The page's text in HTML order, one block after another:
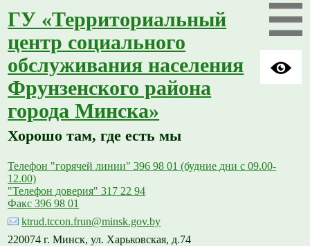
ГУ «Территориальный
центр социального
обслуживания населения
Фрунзенского района
города Минска»
Хорошо там, где есть мы
Телефон "горячей линии" 396 98 01 (будние дни с 09.00-
12.00)
"Телефон доверия" 317 22 94
Факс 396 98 01
ktrud.tccon.frun@minsk.gov.by
220074 г. Минск, ул. Харьковская, д.74